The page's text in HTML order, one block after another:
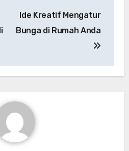
Ide Kreatif Mengatur
Bunga di Rumah Anda